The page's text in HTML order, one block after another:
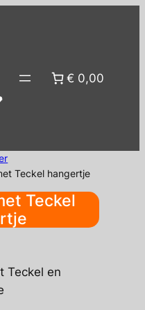
€ 0,00
Teckel hangertje
Teckel
Teckel en